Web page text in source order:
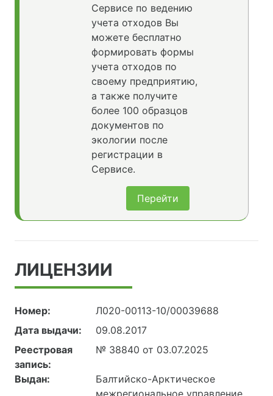
Сервисе по ведению
учета отходов Вы
можете бесплатно
формировать формы
учета отходов по
своему предприятию,
а также получите
более 100 образцов
документов по
экологии после
регистрации в
Сервисе.
Перейти
ЛИЦЕНЗИИ
Номер:
Л020-00113-10/00039688
Дата выдачи:
09.08.2017
Реестровая
запись:
№ 38840 от 03.07.2025
Выдан:
Балтийско-Арктическое
межрегиональное управление